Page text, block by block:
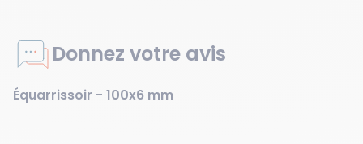
Donnez votre avis
Équarrissoir - 100x6 mm